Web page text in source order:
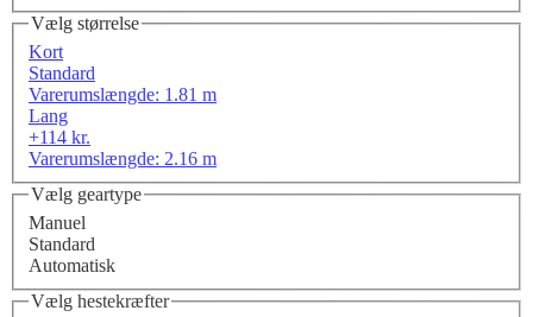
Vælg størrelse
Kort
Standard
Varerumslængde: 1.81 m
Lang
+114 kr.
Varerumslængde: 2.16 m
Vælg geartype
Manuel
Standard
Automatisk
Vælg hestekræfter